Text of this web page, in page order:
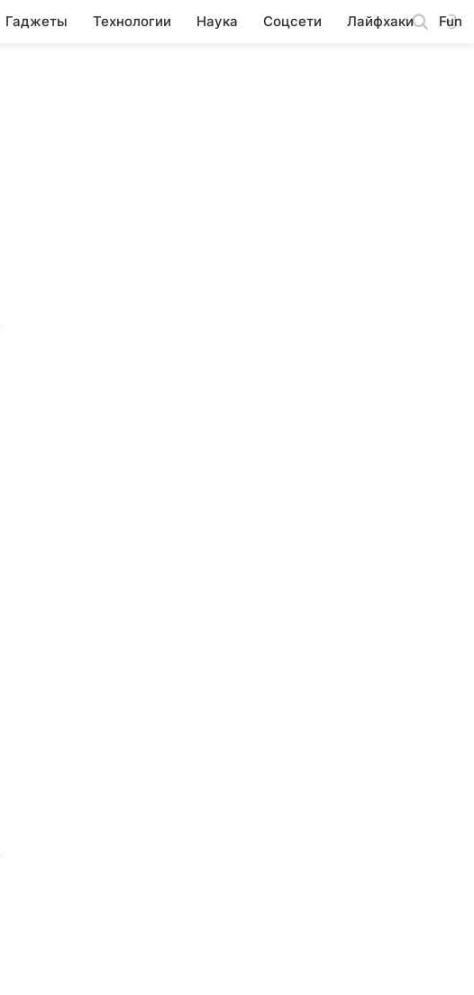
Гаджеты Технологии Наука Соцсети Лайфхаки Fun